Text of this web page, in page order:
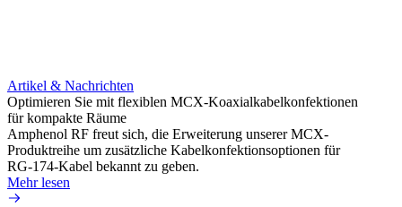
Artikel & Nachrichten
Optimieren Sie mit flexiblen MCX-Koaxialkabelkonfektionen
für kompakte Räume
Amphenol RF freut sich, die Erweiterung unserer MCX-
Produktreihe um zusätzliche Kabelkonfektionsoptionen für
RG-174-Kabel bekannt zu geben.
Mehr lesen